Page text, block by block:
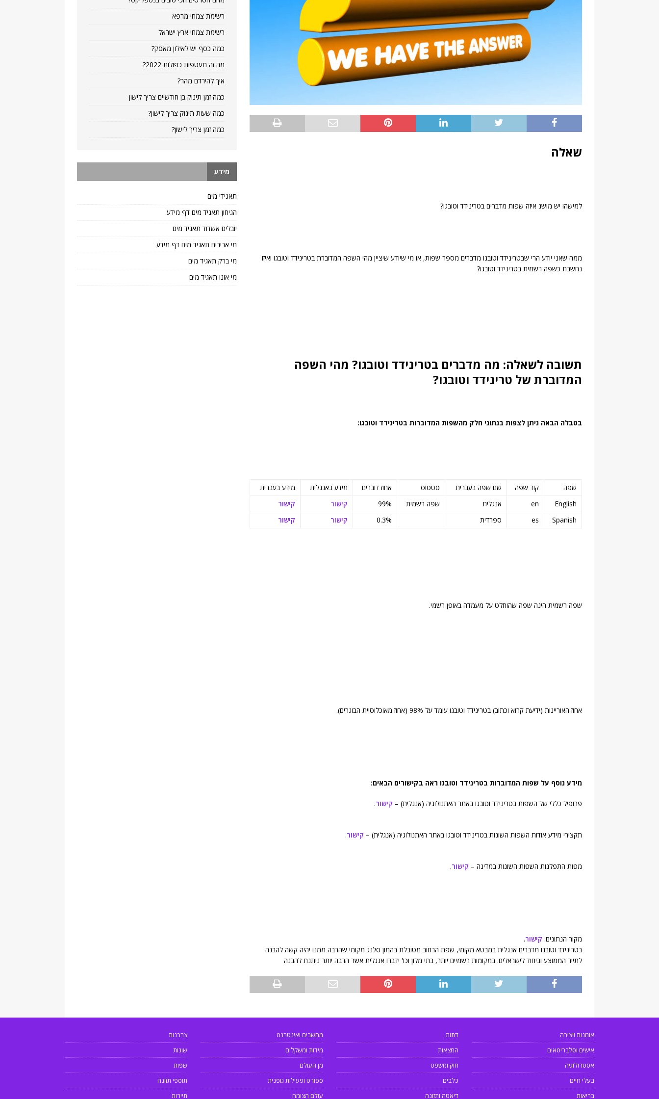
שאלה
למישהו יש מושג איזה שפות מדברים בטרינידד וטובגו?
ממה שאני יודע הרי שבטרינידד וטובגו מדברים מספר שפות, אז מי שיודע שיציין מהי השפה המדוברת בטרינידד וטובגו ואיזו
נחשבת כשפה רשמית בטרינידד וטובגו?
תשובה לשאלה: מה מדברים בטרינידד וטובגו? מהי השפה
המדוברת של טרינידד וטובגו?
בטבלה הבאה ניתן לצפות בנתוני חלק מהשפות המדוברות בטרינידד וטובגו:
שפה קוד שפה שם שפה בעברית סטטוס אחוז דוברים מידע באנגלית
מידע בעברית
English
en אנגלית שפה רשמית 99% קישור
קישור
Spanish
es ספרדית 0.3% קישור קישור
שפה רשמית הינה שפה שהוחלט על מעמדה באופן רשמי.
אחוז האוריינות (ידיעת קרוא וכתוב) בטרינידד וטובגו עומד על 98% (אחוז מאוכלוסיית הבוגרים).
מידע נוסף על שפות המדוברות בטרינידד וטובגו ראה בקישורים הבאים:
פרופיל כללי של השפות בטרינידד וטובגו באתר האתנולוגיה (אנגלית) – קישור.
תקצירי מידע אודות השפות השונות בטרינידד וטובגו באתר האתנולוגיה (אנגלית) – קישור.
מפות התפלגות השפות השונות במדינה – קישור.
מקור הנתונים: קישור.
בטרינידד וטובגו מדברים אנגלית במבטא מקומי, שפת הרחוב מטובלת בהמון סלנג מקומי שהרבה ממנו יהיה קשה להבנה
לתייר הממוצע וביחוד לישראלים. במקומות רשמיים יותר, בתי מלון וכו' ידברו אנגלית אשר הרבה יותר ניתנת להבנה
רשימת צמחי מרפא
רשימת צמחי ארץ ישראל
כמה כסף יש לאילון מאסק?
מה זה מעטפות כפולות 2022?
איך להירדם מהר?
כמה זמן תינוק בן חודשיים צריך לישון
כמה שעות תינוק צריך לישון?
כמה זמן צריך לישון?
מידע
תאגידי מים
הגיחון תאגיד מים דף מידע
יובלים אשדוד תאגיד מים
מי אביבים תאגיד מים דף מידע
מי ברק תאגיד מים
מי אונו תאגיד מים
אומנות ויצירה
אישים וסלבריטאים
אסטרולוגיה
בעלי חיים
בריאות
דתות
המצאות
חוק ומשפט
כלבים
דיאטה ותזונה
מחשבים ואינטרנט
מידות ומשקלים
מן העולם
ספורט ופעילות גופנית
עולם הצומח
צרכנות
שונות
שפות
תוספי תזונה
תיירות